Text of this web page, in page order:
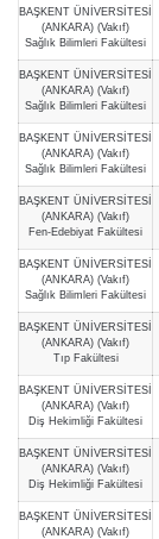
BAŞKENT ÜNİVERSİTESİ
(ANKARA) (Vakıf)
Sağlık Bilimleri Fakültesi
BAŞKENT ÜNİVERSİTESİ
(ANKARA) (Vakıf)
Sağlık Bilimleri Fakültesi
BAŞKENT ÜNİVERSİTESİ
(ANKARA) (Vakıf)
Sağlık Bilimleri Fakültesi
BAŞKENT ÜNİVERSİTESİ
(ANKARA) (Vakıf)
Fen-Edebiyat Fakültesi
BAŞKENT ÜNİVERSİTESİ
(ANKARA) (Vakıf)
Sağlık Bilimleri Fakültesi
BAŞKENT ÜNİVERSİTESİ
(ANKARA) (Vakıf)
Tıp Fakültesi
BAŞKENT ÜNİVERSİTESİ
(ANKARA) (Vakıf)
Diş Hekimliği Fakültesi
BAŞKENT ÜNİVERSİTESİ
(ANKARA) (Vakıf)
Diş Hekimliği Fakültesi
BAŞKENT ÜNİVERSİTESİ
(ANKARA) (Vakıf)